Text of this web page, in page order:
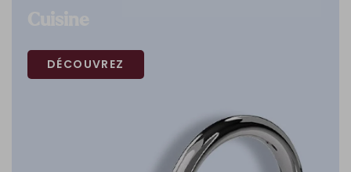
DÉCOUVREZ